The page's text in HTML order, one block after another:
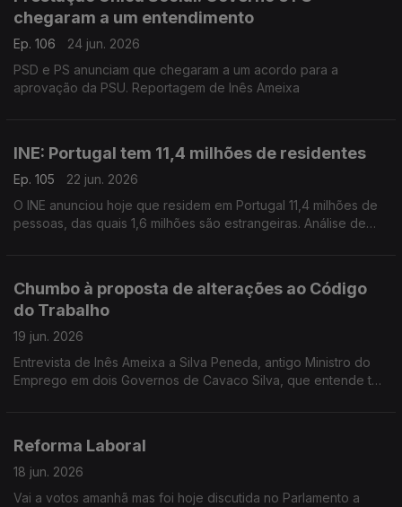
chegaram a um entendimento
Ep. 106
24 jun. 2026
PSD e PS anunciam que chegaram a um acordo para a
aprovação da PSU. Reportagem de Inês Ameixa
INE: Portugal tem 11,4 milhões de residentes
Ep. 105
22 jun. 2026
O INE anunciou hoje que residem em Portugal 11,4 milhões de
pessoas, das quais 1,6 milhões são estrangeiras. Análise de
Chumbo à proposta de alterações ao Código
do Trabalho
19 jun. 2026
Entrevista de Inês Ameixa a Silva Peneda, antigo Ministro do
Emprego em dois Governos de Cavaco Silva, que entende ter
Reforma Laboral
18 jun. 2026
Vai a votos amanhã mas foi hoje discutida no Parlamento a